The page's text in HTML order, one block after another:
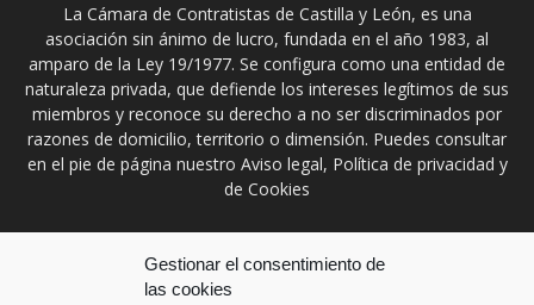
Gestionar el consentimiento de
las cookies
La Cámara de Contratistas de Castilla y León, es una
asociación sin ánimo de lucro, fundada en el año 1983, al
amparo de la Ley 19/1977. Se configura como una entidad de
naturaleza privada, que defiende los intereses legítimos de sus
miembros y reconoce su derecho a no ser discriminados por
razones de domicilio, territorio o dimensión. Puedes consultar
en el pie de página nuestro Aviso legal, Política de privacidad y
de Cookies
Contáctanos:prensa@ccontratistascyl.es